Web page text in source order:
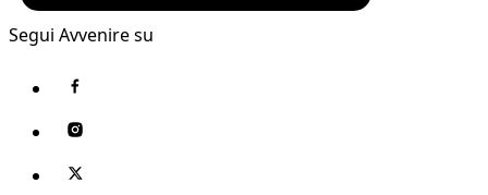
Segui Avvenire su